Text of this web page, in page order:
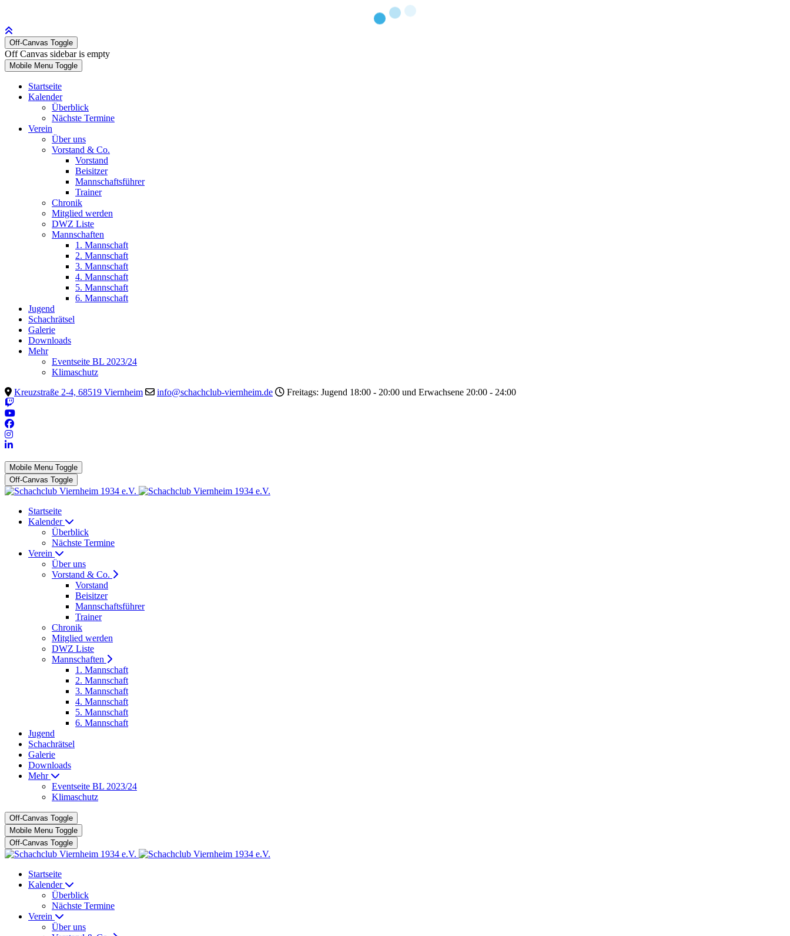
Off-Canvas Toggle
Off Canvas sidebar is empty
Mobile Menu Toggle
Startseite
Kalender
Überblick
Nächste Termine
Verein
Über uns
Vorstand & Co.
Vorstand
Beisitzer
Mannschaftsführer
Trainer
Chronik
Mitglied werden
DWZ Liste
Mannschaften
1. Mannschaft
2. Mannschaft
3. Mannschaft
4. Mannschaft
5. Mannschaft
6. Mannschaft
Jugend
Schachrätsel
Galerie
Downloads
Mehr
Eventseite BL 2023/24
Klimaschutz
Kreuzstraße 2-4, 68519 Viernheim
info@schachclub-viernheim.de Freitags: Jugend 18:00 - 20:00 und Erwachsene 20:00 - 24:00
Mobile Menu Toggle
Off-Canvas Toggle
Startseite
Kalender
Überblick
Nächste Termine
Verein
Über uns
Vorstand & Co.
Vorstand
Beisitzer
Mannschaftsführer
Trainer
Chronik
Mitglied werden
DWZ Liste
Mannschaften
1. Mannschaft
2. Mannschaft
3. Mannschaft
4. Mannschaft
5. Mannschaft
6. Mannschaft
Jugend
Schachrätsel
Galerie
Downloads
Mehr
Eventseite BL 2023/24
Klimaschutz
Off-Canvas Toggle
Mobile Menu Toggle
Off-Canvas Toggle
Startseite
Kalender
Überblick
Nächste Termine
Verein
Über uns